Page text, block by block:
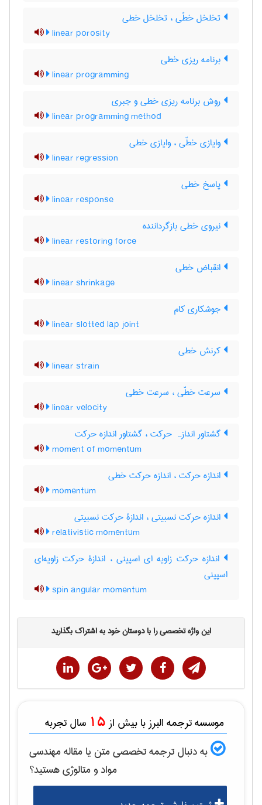
تخلخل خطّی ، تخلخل خطی
linear porosity
برنامه ریزی خطی
linear programming
روش برنامه ریزی خطی و جبری
linear programming method
وایازی خطّی ، وایازی خطی
linear regression
پاسخ خطی
linear response
نیروی خطی بازگرداننده
linear restoring force
انقباض خطی
linear shrinkage
جوشکاری کام
linear slotted lap joint
کرنش خطی
linear strain
سرعت خطّی ، سرعت خطی
linear velocity
گشتاور اندازہ حرکت ، گشتاور اندازه حرکت
moment of momentum
اندازه حرکت ، اندازه حرکت خطی
momentum
اندازه حرکت نسبیتی ، اندازۀ حرکت نسبیتی
relativistic momentum
اندازه حرکت زاویه ای اسپینی ، اندازۀ حرکت زاویه‌ای
اسپینی
spin angular momentum
این واژه تخصصی را با دوستان خود به اشتراک بگذارید
موسسه ترجمه البرز با بیش از 15 سال تجربه
به دنبال ترجمه تخصصی متن یا مقالهمهندسی
مواد و متالوژیهستید؟